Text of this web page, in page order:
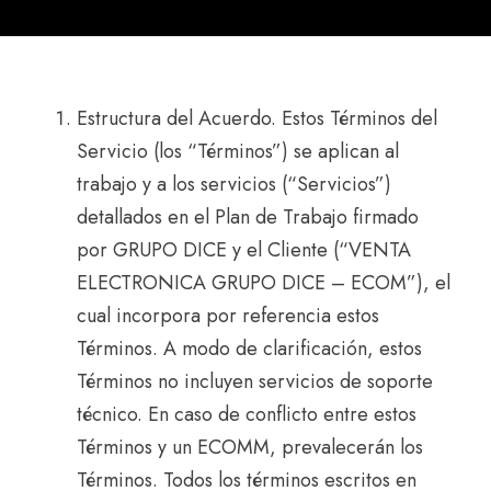
Estructura del Acuerdo. Estos Términos del
Servicio (los “Términos”) se aplican al
trabajo y a los servicios (“Servicios”)
detallados en el Plan de Trabajo firmado
por GRUPO DICE y el Cliente (“VENTA
ELECTRONICA GRUPO DICE – ECOM”), el
cual incorpora por referencia estos
Términos. A modo de clarificación, estos
Términos no incluyen servicios de soporte
técnico. En caso de conflicto entre estos
Términos y un ECOMM, prevalecerán los
Términos. Todos los términos escritos en